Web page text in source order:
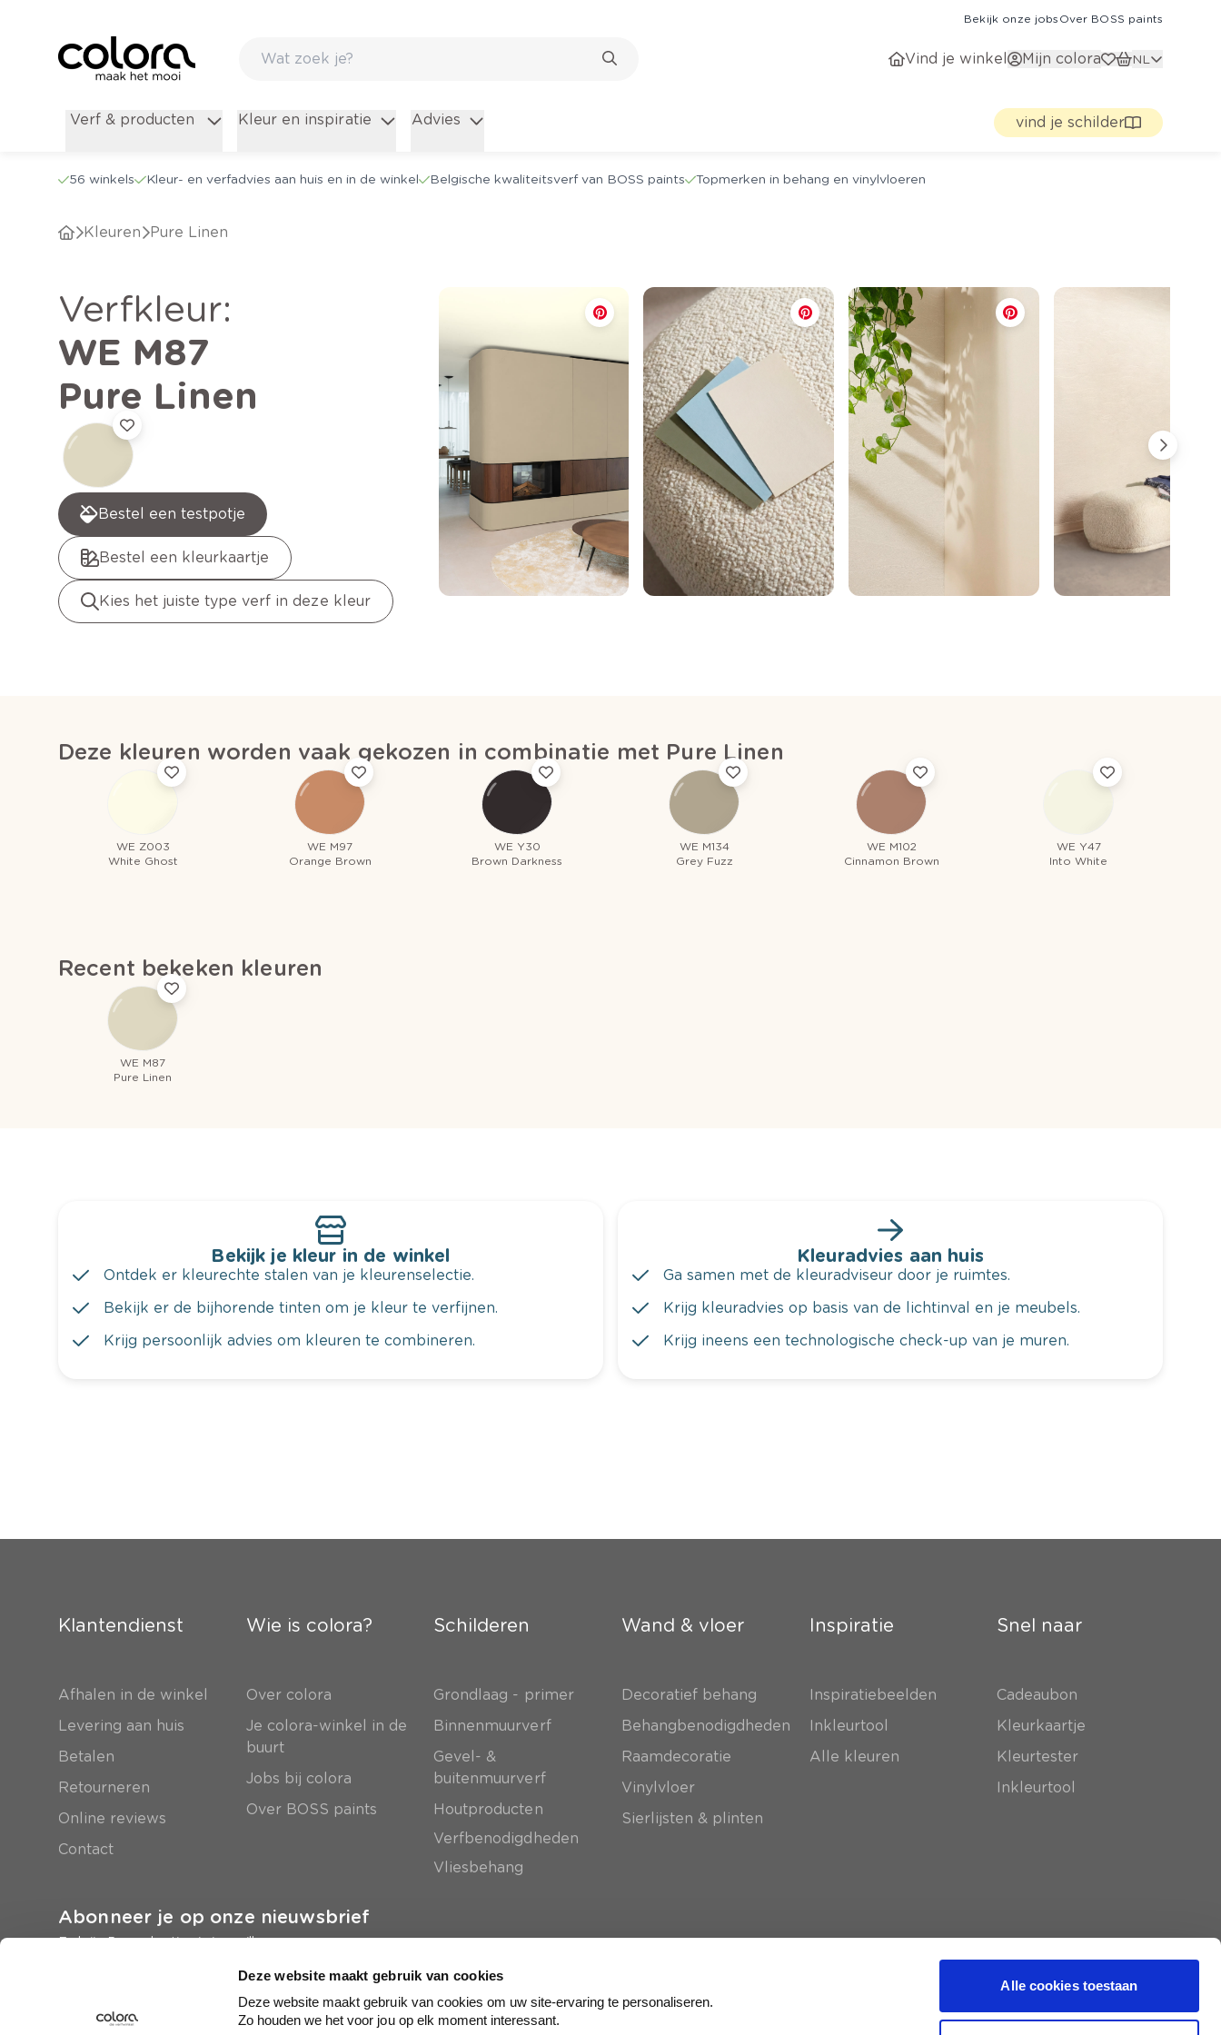
Deze website maakt gebruik van cookies
Deze website maakt gebruik van cookies om uw site-ervaring te personaliseren.
Zo houden we het voor jou op elk moment interessant.
Alle cookies toestaan
Bekijk onze jobs Over BOSS paints
Vind je winkel Mijn colora NL
Verf & producten Kleur en inspiratie Advies vind je schilder
56 winkels Kleur- en verfadvies aan huis en in de winkel Belgische kwaliteitsverf van BOSS paints Topmerken in behang en vinylvloeren
Kleuren Pure Linen
verfkleur:
WE M87
Pure Linen
Bestel een testpotje
Bestel een kleurkaartje
Kies het juiste type verf in deze kleur
Deze kleuren worden vaak gekozen in combinatie met Pure Linen
WE Z003
White Ghost
WE M97
Orange Brown
WE Y30
Brown Darkness
WE M134
Grey Fuzz
WE M102
Cinnamon Brown
WE Y47
Into White
Recent bekeken kleuren
WE M87
Pure Linen
Bekijk je kleur in de winkel
Ontdek er kleurechte stalen van je kleurenselectie.
Bekijk er de bijhorende tinten om je kleur te verfijnen.
Krijg persoonlijk advies om kleuren te combineren.
Kleuradvies aan huis
Ga samen met de kleuradviseur door je ruimtes.
Krijg kleuradvies op basis van de lichtinval en je meubels.
Krijg ineens een technologische check-up van je muren.
Klantendienst
Afhalen in de winkel
Levering aan huis
Betalen
Retourneren
Online reviews
Contact
Wie is colora?
Over colora
Je colora-winkel in de
buurt
Jobs bij colora
Over BOSS paints
Schilderen
Grondlaag - primer
Binnenmuurverf
Gevel- &
buitenmuurverf
Houtproducten
Verfbenodigdheden
Vliesbehang
Wand & vloer
Decoratief behang
Behangbenodigdheden
Raamdecoratie
Vinylvloer
Sierlijsten & plinten
Inspiratie
Inspiratiebeelden
Inkleurtool
Alle kleuren
Snel naar
Cadeaubon
Kleurkaartje
Kleurtester
Inkleurtool
Abonneer je op onze nieuwsbrief
En krijg 5 euro korting in je mailbox
Inschrijven